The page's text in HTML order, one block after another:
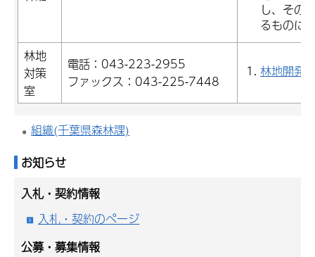
し、その
るものに
林地
対策
室
電話：043-223-2955
ファックス：043-225-7448
林地開発
組織(千葉県森林課)
お知らせ
入札・契約情報
入札・契約のページ
公募・募集情報